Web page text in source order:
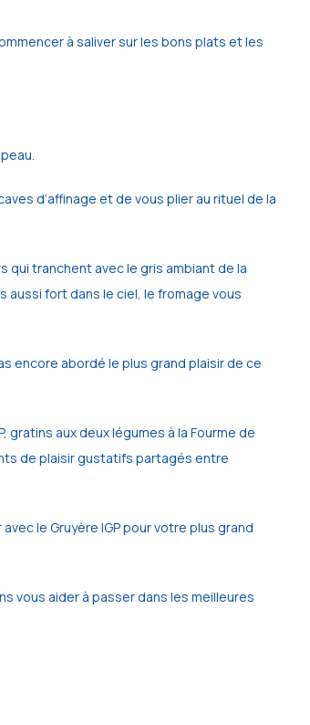
à saliver sur les bons plats et les
d’affinage et de vous plier au rituel de la
qui tranchent avec le gris ambiant de la
aussi fort dans le ciel, le fromage vous
encore abordé le plus grand plaisir de ce
aux deux légumes à la Fourme de
de plaisir gustatifs partagés entre
le Gruyère IGP pour votre plus grand
vous aider à passer dans les meilleures